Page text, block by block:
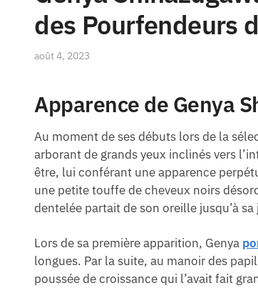
des Pourfendeurs
août 4, 2023
Apparence de Genya
Au moment de ses débuts lors de la
arborant de grands yeux inclinés vers
être, lui conférant une apparence
une petite touffe de cheveux noirs
dentelée partait de son oreille jusqu’à
Lors de sa première apparition, Genya
longues. Par la suite, au manoir des
poussée de croissance qui l’avait fait